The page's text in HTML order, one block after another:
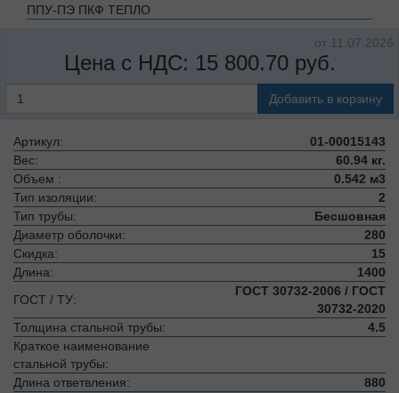
ППУ-ПЭ ПКФ ТЕПЛО
от 11.07.2026
Цена с НДС: 15 800.70руб.
Добавить в корзину
Артикул:
01-00015143
Вес:
60.94 кг.
Объем :
0.542 м3
Тип изоляции:
2
Тип трубы:
Бесшовная
Диаметр оболочки:
280
Скидка:
15
Длина:
1400
ГОСТ / ТУ:
ГОСТ 30732-2006 / ГОСТ
30732-2020
Толщина стальной трубы:
4.5
Краткое наименование
стальной трубы:
Длина ответвления:
880